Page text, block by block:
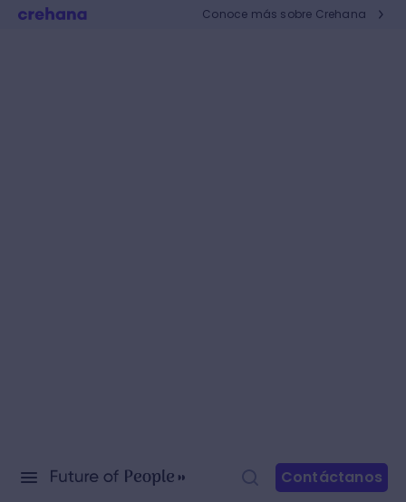
Conoce más sobre Crehana
Contáctanos